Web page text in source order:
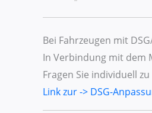
Bei Fahrzeugen mit
In Verbindung mit dem
Fragen Sie individuell
Link zur -> DSG-